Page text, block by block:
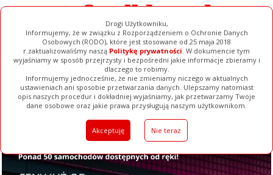
Drogi Użytkowniku,
Informujemy, że w związku z Rozporządzeniem o Ochronie Danych
Osobowych (RODO), które jest stosowane od 25 maja 2018
r.zaktualizowaliśmy naszą Politykę prywatności. W dokumencie tym
wyjaśniamy w sposób przejrzysty i bezpośredni jakie informacje zbieramy i
dlaczego to robimy.
Informujemy jednocześnie, że nie zmieniamy niczego w aktualnych
ustawieniach ani sposobie przetwarzania danych. Ulepszamy natomiast
opis naszych procedur i dokładniej wyjaśniamy, jak przetwarzamy Twoje
dane osobowe oraz jakie prawa przysługują naszym użytkownikom.
Akceptuję Nie teraz
Ogłoszenia Filmy Galerie Baza Firm Pełna Wersja